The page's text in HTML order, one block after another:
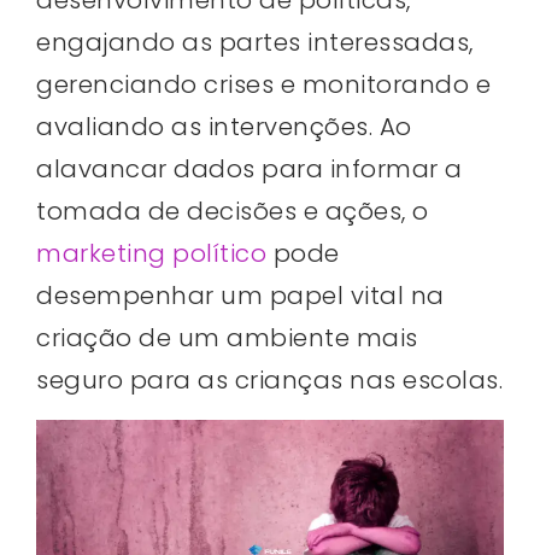
engajando as partes interessadas,
gerenciando crises e monitorando e
avaliando as intervenções. Ao
alavancar dados para informar a
tomada de decisões e ações, o
marketing político pode
desempenhar um papel vital na
criação de um ambiente mais
seguro para as crianças nas escolas.